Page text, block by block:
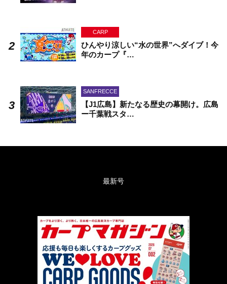
CARP
ひんやり涼しい“水の世界”へダイブ！今
年のカープ『…
SANFRECCE
【J1広島】新たなる歴史の幕開け。広島
ー千葉戦スタ…
最新号